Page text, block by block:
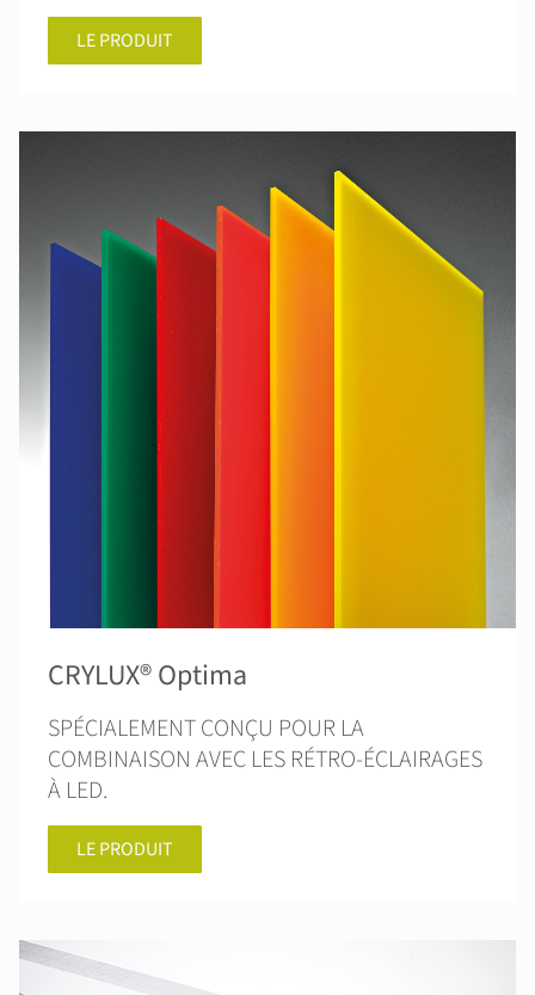
LE PRODUIT
CRYLUX® Optima
SPÉCIALEMENT CONÇU POUR LA
COMBINAISON AVEC LES RÉTRO-ÉCLAIRAGES
À LED.
LE PRODUIT